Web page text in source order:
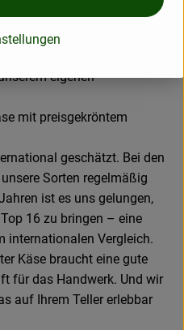
der Landwirtschaft über
fast 20 Jahren
eigenen
mit preisgekröntem
geschätzt. Bei den
Sorten regelmäßig
ist es uns gelungen,
16 zu bringen – eine
internationalen Vergleich.
Käse braucht eine gute
für das Handwerk. Und wir
auf Ihrem Teller erlebbar